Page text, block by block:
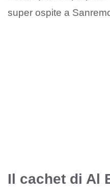
super ospite a
Il cachet di Al